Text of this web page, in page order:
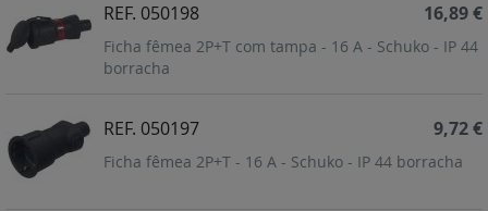
REF. 050198
Ficha fêmea 2P+T com tampa - 16 A - Schuko - IP 44
borracha
16,89 €
REF. 050197
Ficha fêmea 2P+T - 16 A - Schuko - IP 44 borracha
9,72 €